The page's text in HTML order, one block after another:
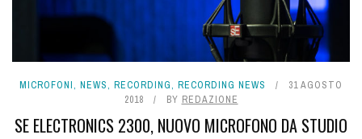
MICROFONI, NEWS, RECORDING, RECORDING NEWS
31 AGOSTO
2018
BY REDAZIONE
SE ELECTRONICS 2300, NUOVO MICROFONO DA STUDIO